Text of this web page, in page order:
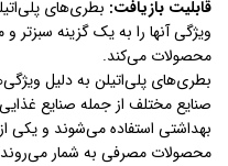
قابلیت بازیافت: بطری‌های
ویژگی آنها را به یک گزینه
محصولات می‌کند.
بطری‌های پلی‌اتیلن به دلیل
صنایع مختلف از جمله صنایع
بهداشتی استفاده می‌شوند و یکی
محصولات مصرفی به شمار